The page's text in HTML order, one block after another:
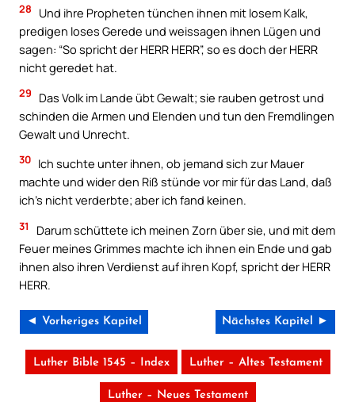
28
Und ihre Propheten tünchen ihnen mit losem Kalk,
predigen loses Gerede und weissagen ihnen Lügen und
sagen: “So spricht der HERR HERR”, so es doch der HERR
nicht geredet hat.
29
Das Volk im Lande übt Gewalt; sie rauben getrost und
schinden die Armen und Elenden und tun den Fremdlingen
Gewalt und Unrecht.
30 Ich suchte unter ihnen, ob jemand sich zur Mauer
machte und wider den Riß stünde vor mir für das Land, daß
ich’s nicht verderbte; aber ich fand keinen.
31
Darum schüttete ich meinen Zorn über sie, und mit dem
Feuer meines Grimmes machte ich ihnen ein Ende und gab
ihnen also ihren Verdienst auf ihren Kopf, spricht der HERR
HERR.
◄ Vorheriges Kapitel Nächstes Kapitel ►
Luther Bible 1545 – Index Luther – Altes Testament
Luther – Neues Testament